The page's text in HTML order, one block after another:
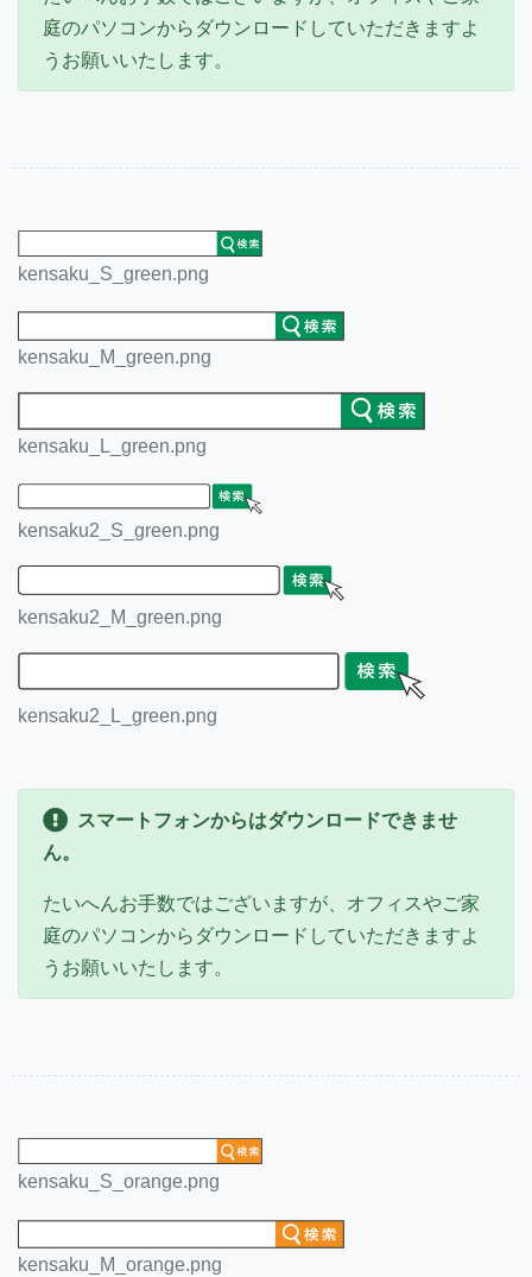
庭のパソコンからダウンロードしていただきますよ
うお願いいたします。
kensaku_S_green.png
kensaku_M_green.png
kensaku_L_green.png
kensaku2_S_green.png
kensaku2_M_green.png
kensaku2_L_green.png
スマートフォンからはダウンロードできませ
ん。
たいへんお手数ではございますが、オフィスやご家
庭のパソコンからダウンロードしていただきますよ
うお願いいたします。
kensaku_S_orange.png
kensaku_M_orange.png